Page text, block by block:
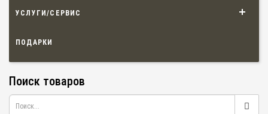
УСЛУГИ/СЕРВИС
ПОДАРКИ
Поиск товаров